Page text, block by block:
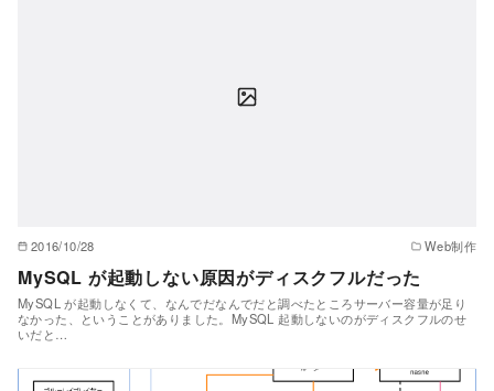
2016/10/28 Web制作
MySQL が起動しない原因がディスクフルだった
MySQL が起動しなくて、なんでだなんでだと調べたところサーバー容量が足り
なかった、ということがありました。MySQL 起動しないのがディスクフルのせ
いだと…